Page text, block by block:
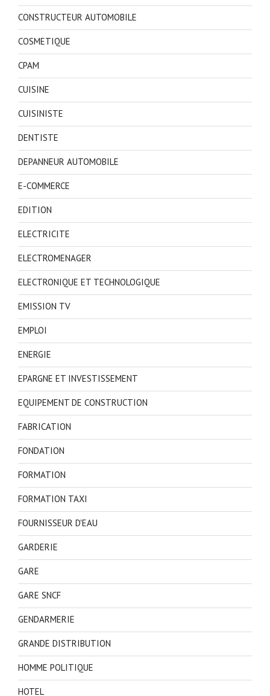
CONSTRUCTEUR AUTOMOBILE
COSMETIQUE
CPAM
CUISINE
CUISINISTE
DENTISTE
DEPANNEUR AUTOMOBILE
E-COMMERCE
EDITION
ELECTRICITE
ELECTROMENAGER
ELECTRONIQUE ET TECHNOLOGIQUE
EMISSION TV
EMPLOI
ENERGIE
EPARGNE ET INVESTISSEMENT
EQUIPEMENT DE CONSTRUCTION
FABRICATION
FONDATION
FORMATION
FORMATION TAXI
FOURNISSEUR D'EAU
GARDERIE
GARE
GARE SNCF
GENDARMERIE
GRANDE DISTRIBUTION
HOMME POLITIQUE
HOTEL